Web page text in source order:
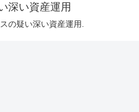
深い資産運用
の疑い深い資産運用.